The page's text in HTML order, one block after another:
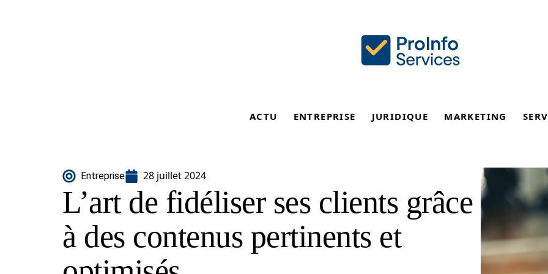
ACTU ENTREPRISE JURIDIQUE MARKETING
Entreprise 28 juillet 2024
L’art de fidéliser ses clients grâce
à des contenus pertinents et